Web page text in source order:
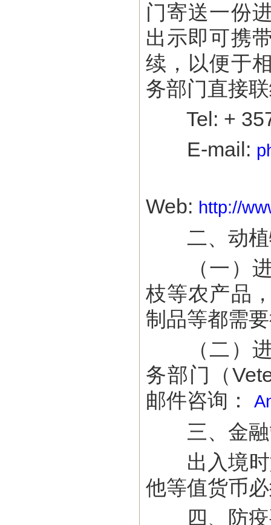
门寄送一份
出示即可携
续，以便于
务部门直接
Tel: + 357
E-mail:
Web: http://
二、动植
（一）进
枝等农产品
制品等都需
（二）进
务部门（
邮件咨询：
三、金融
出入境时
他等值货币
四、防疫